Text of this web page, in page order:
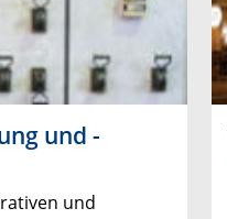
und -
und